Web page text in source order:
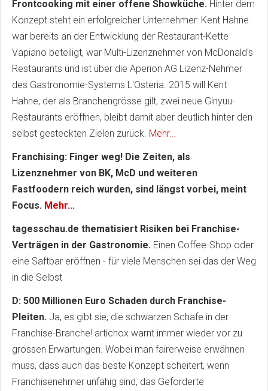
Frontcooking mit einer offene Showküche. Hinter dem
Konzept steht ein erfolgreicher Unternehmer: Kent Hahne
war bereits an der Entwicklung der Restaurant-Kette
Vapiano beteiligt, war Multi-Lizenznehmer von McDonald's
Restaurants und ist über die Aperion AG Lizenz-Nehmer
des Gastronomie-Systems L'Osteria. 2015 will Kent
Hahne, der als Branchengrösse gilt, zwei neue Ginyuu-
Restaurants eröffnen, bleibt damit aber deutlich hinter den
selbst gesteckten Zielen zurück. Mehr..
Franchising: Finger weg! Die Zeiten, als
Lizenznehmer von BK, McD und weiteren
Fastfoodern reich wurden, sind längst vorbei, meint
Focus. Mehr...
tagesschau.de thematisiert Risiken bei Franchise-
Verträgen in der Gastronomie. Einen Coffee-Shop oder
eine Saftbar eröffnen - für viele Menschen sei das der Weg
in die Selbst
D: 500 Millionen Euro Schaden durch Franchise-
Pleiten. Ja, es gibt sie, die schwarzen Schafe in der
Franchise-Branche! artichox warnt immer wieder vor zu
grossen Erwartungen. Wobei man fairerweise erwähnen
muss, dass auch das beste Konzept scheitert, wenn
Franchisenehmer unfähig sind, das Geforderte